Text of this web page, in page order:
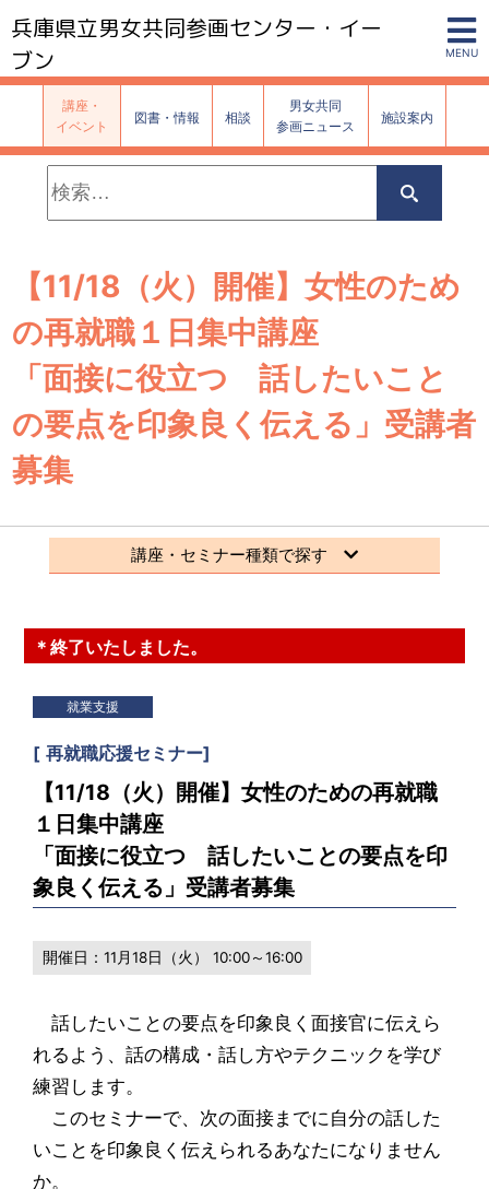
兵庫県立男女共同参画センター・イー
ブン
MENU
講座・
イベント
図書・情報 相談
男女共同
参画ニュース
施設案内
索:
検
索
【11/18（火）開催】女性のため
の再就職１日集中講座
「面接に役立つ 話したいこと
の要点を印象良く伝える」受講者
募集
講座・セミナー種類で探す
＊終了いたしました。
就業支援
[ 再就職応援セミナー]
【11/18（火）開催】女性のための再就職
１日集中講座
「面接に役立つ 話したいことの要点を印
象良く伝える」受講者募集
開催日： 11月18日（火） 10:00～16:00
話したいことの要点を印象良く面接官に伝えら
れるよう、話の構成・話し方やテクニックを学び
練習します。
このセミナーで、次の面接までに自分の話した
いことを印象良く伝えられるあなたになりません
か。